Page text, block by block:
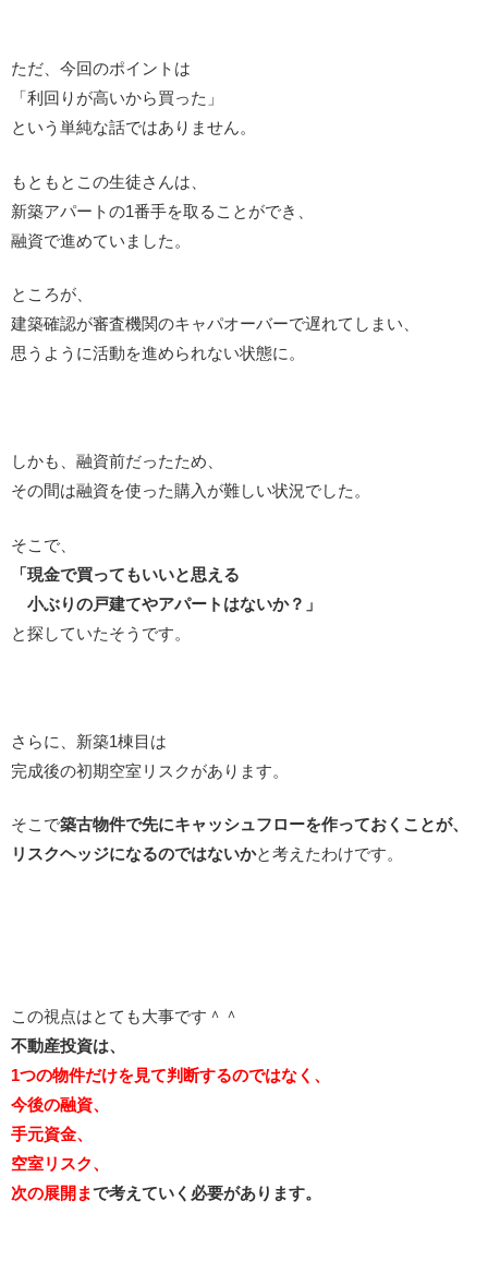
ただ、今回のポイントは
「利回りが高いから買った」
という単純な話ではありません。
もともとこの生徒さんは、
新築アパートの1番手を取ることができ、
融資で進めていました。
ところが、
建築確認が審査機関のキャパオーバーで遅れてしまい、
思うように活動を進められない状態に。
しかも、融資前だったため、
その間は融資を使った購入が難しい状況でした。
そこで、
「現金で買ってもいいと思える
小ぶりの戸建てやアパートはないか？」
と探していたそうです。
さらに、新築1棟目は
完成後の初期空室リスクがあります。
そこで築古物件で先にキャッシュフローを作っておくことが、
リスクヘッジになるのではないかと考えたわけです。
この視点はとても大事です＾＾
不動産投資は、
1つの物件だけを見て判断するのではなく、
今後の融資、
手元資金、
空室リスク、
次の展開まで考えていく必要があります。